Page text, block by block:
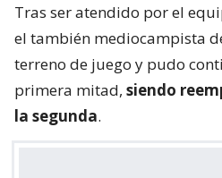
Tras ser atendido por el
el también mediocampista
terreno de juego y pudo
primera mitad, siendo
la segunda.